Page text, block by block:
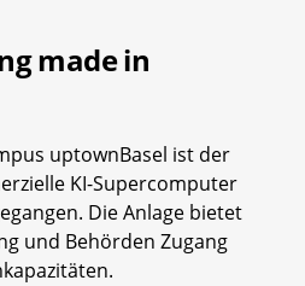
made in
uptownBasel ist der
KI-Supercomputer
Die Anlage bietet
und Behörden Zugang